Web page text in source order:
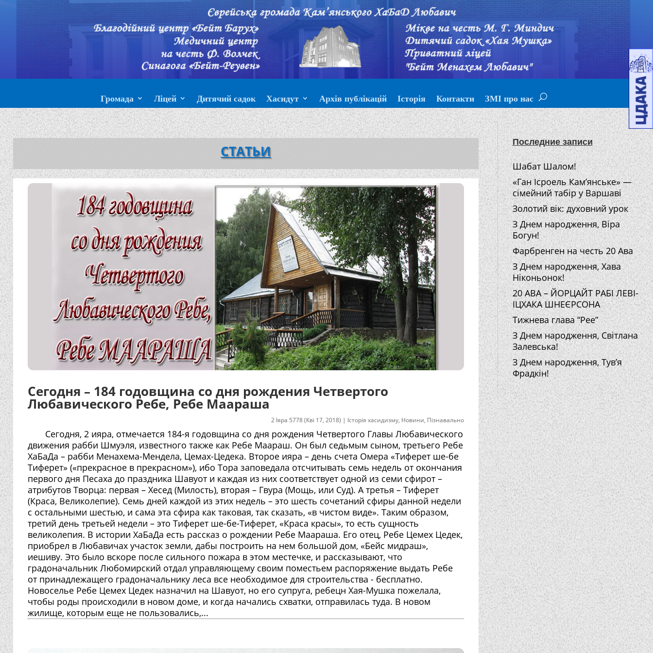
Громада Ліцей Дитячий садок Хасидут Архів публікацій Історія Контакти ЗМІ про нас
СТАТЬИ
Сегодня – 184 годовщина со дня рождения Четвертого
Любавического Ребе, Ребе Маараша
2 Іяра 5778 (Кві 17, 2018) | Історія хасидизму, Новини, Пізнавально
Сегодня, 2 ияра, отмечается 184-я годовщина со дня рождения Четвертого Главы Любавического
движения рабби Шмуэля, известного также как Ребе Маараш. Он был седьмым сыном, третьего Ребе
ХаБаДа – рабби Менахема-Мендела, Цемах-Цедека. Второе ияра – день счета Омера «Тиферет ше-бе
Тиферет» («прекрасное в прекрасном»), ибо Тора заповедала отсчитывать семь недель от окончания
первого дня Песаха до праздника Шавуот и каждая из них соответствует одной из семи сфирот –
атрибутов Творца: первая – Хесед (Милость), вторая – Гвура (Мощь, или Суд). А третья – Тиферет
(Краса, Великолепие). Семь дней каждой из этих недель – это шесть сочетаний сфиры данной недели
с остальными шестью, и сама эта сфира как таковая, так сказать, «в чистом виде». Таким образом,
третий день третьей недели – это Тиферет ше-бе-Тиферет, «Краса красы», то есть сущность
великолепия. В истории ХаБаДа есть рассказ о рождении Ребе Маараша. Его отец, Ребе Цемех Цедек,
приобрел в Любавичах участок земли, дабы построить на нем большой дом, «Бейс мидраш»,
иешиву. Это было вскоре после сильного пожара в этом местечке, и рассказывают, что
градоначальник Любомирский отдал управляющему своим поместьем распоряжение выдать Ребе
от принадлежащего градоначальнику леса все необходимое для строительства - бесплатно.
Новоселье Ребе Цемех Цедек назначил на Шавуот, но его супруга, ребецн Хая-Мушка пожелала,
чтобы роды происходили в новом доме, и когда начались схватки, отправилась туда. В новом
жилище, которым еще не пользовались,...
Последние записи
Шабат Шалом!
«Ган Ісроель Кам’янське» —
сімейний табір у Варшаві
Золотий вік: духовний урок
З Днем народження, Віра
Богун!
Фарбренген на честь 20 Ава
З Днем народження, Хава
Ніконьонок!
20 АВА – ЙОРЦАЙТ РАБІ ЛЕВІ-
ІЦХАКА ШНЕЄРСОНА
Тижнева глава “Рее”
З Днем народження, Світлана
Залевська!
З Днем народження, Тув’я
Фрадкін!